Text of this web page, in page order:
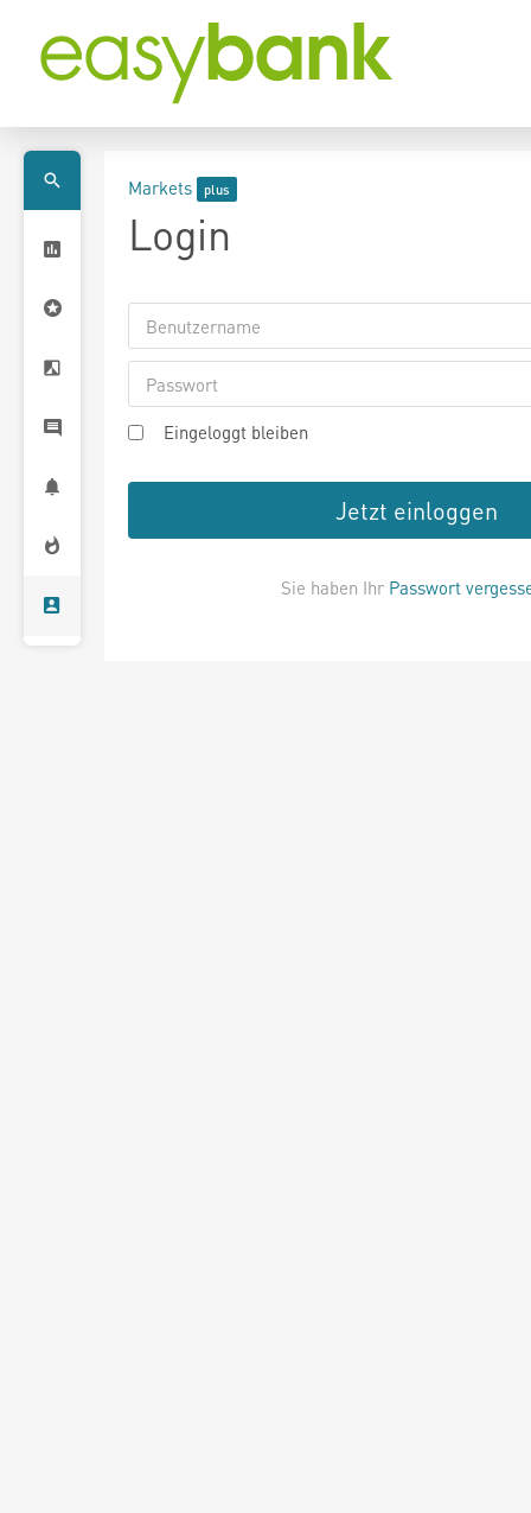
Markets
Login
Eingeloggt bleiben
Jetzt einloggen
Sie haben Ihr Passwort